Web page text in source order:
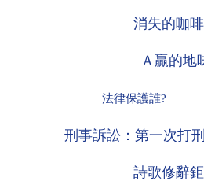
消失的咖
Ａ贏的地
法律保護誰?
刑事訴訟：第一次打
詩歌修辭